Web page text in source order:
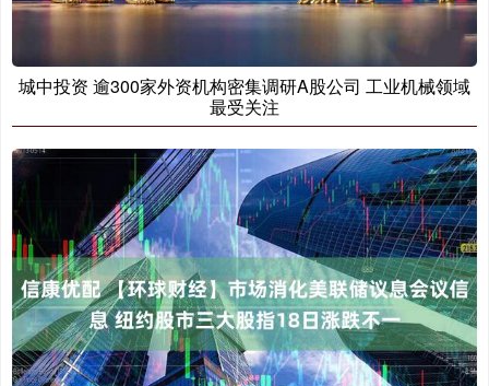
城中投资 逾300家外资机构密集调研A股公司 工业机械领域
最受关注